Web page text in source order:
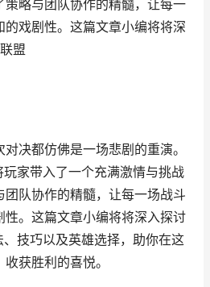
策略与团队协作的精髓，让每一
戏剧性。这篇文章小编将将深
盟
决都仿佛是一场悲剧的重演。
玩家带入了一个充满激情与挑战
队协作的精髓，让每一场战斗
。这篇文章小编将将深入探讨
技巧以及英雄选择，助你在这
获胜利的喜悦。